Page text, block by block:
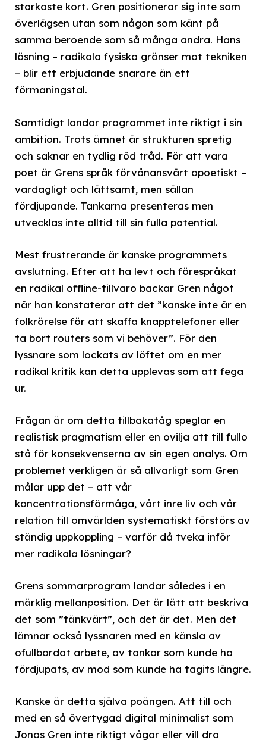
starkaste kort. Gren positionerar sig inte som
överlägsen utan som någon som känt på
samma beroende som så många andra. Hans
lösning – radikala fysiska gränser mot tekniken
– blir ett erbjudande snarare än ett
förmaningstal.
Samtidigt landar programmet inte riktigt i sin
ambition. Trots ämnet är strukturen spretig
och saknar en tydlig röd tråd. För att vara
poet är Grens språk förvånansvärt opoetiskt –
vardagligt och lättsamt, men sällan
fördjupande. Tankarna presenteras men
utvecklas inte alltid till sin fulla potential.
Mest frustrerande är kanske programmets
avslutning. Efter att ha levt och förespråkat
en radikal offline-tillvaro backar Gren något
när han konstaterar att det ”kanske inte är en
folkrörelse för att skaffa knapptelefoner eller
ta bort routers som vi behöver”. För den
lyssnare som lockats av löftet om en mer
radikal kritik kan detta upplevas som att fega
ur.
Frågan är om detta tillbakatåg speglar en
realistisk pragmatism eller en ovilja att till fullo
stå för konsekvenserna av sin egen analys. Om
problemet verkligen är så allvarligt som Gren
målar upp det – att vår
koncentrationsförmåga, vårt inre liv och vår
relation till omvärlden systematiskt förstörs av
ständig uppkoppling – varför då tveka inför
mer radikala lösningar?
Grens sommarprogram landar således i en
märklig mellanposition. Det är lätt att beskriva
det som ”tänkvärt”, och det är det. Men det
lämnar också lyssnaren med en känsla av
ofullbordat arbete, av tankar som kunde ha
fördjupats, av mod som kunde ha tagits längre.
Kanske är detta själva poängen. Att till och
med en så övertygad digital minimalist som
Jonas Gren inte riktigt vågar eller vill dra